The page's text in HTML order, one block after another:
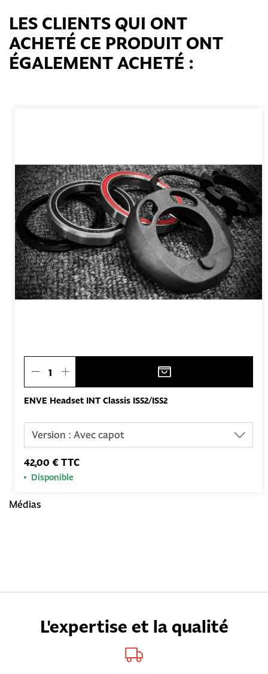
LES CLIENTS QUI ONT
ACHETÉ CE PRODUIT ONT
ÉGALEMENT ACHETÉ :
ENVE Headset INT Classis IS52/IS52
42,00 € TTC
Disponible
Médias
L'expertise et la qualité